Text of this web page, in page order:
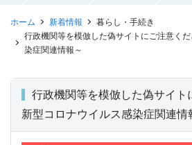
ホーム 新着情報
暮らし・手続き
行政機関等を模倣した偽サイトにご注意く
染症関連情報～
行政機関等を模倣した偽サイト
新型コロナウイルス感染症関連情